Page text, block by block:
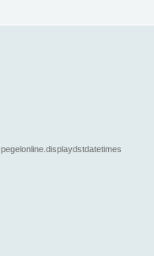
pegelonline.displaydstdatetimes